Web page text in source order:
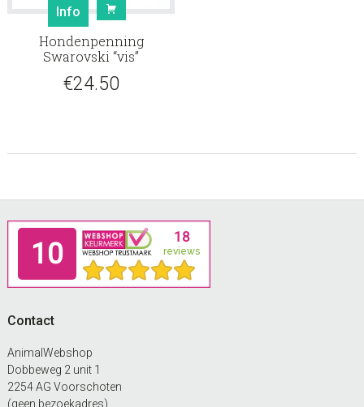
Info
Hondenpenning
Swarovski “vis”
€24.50
Footer
Contact
AnimalWebshop
Dobbeweg 2 unit 1
2254 AG Voorschoten
(geen bezoekadres)